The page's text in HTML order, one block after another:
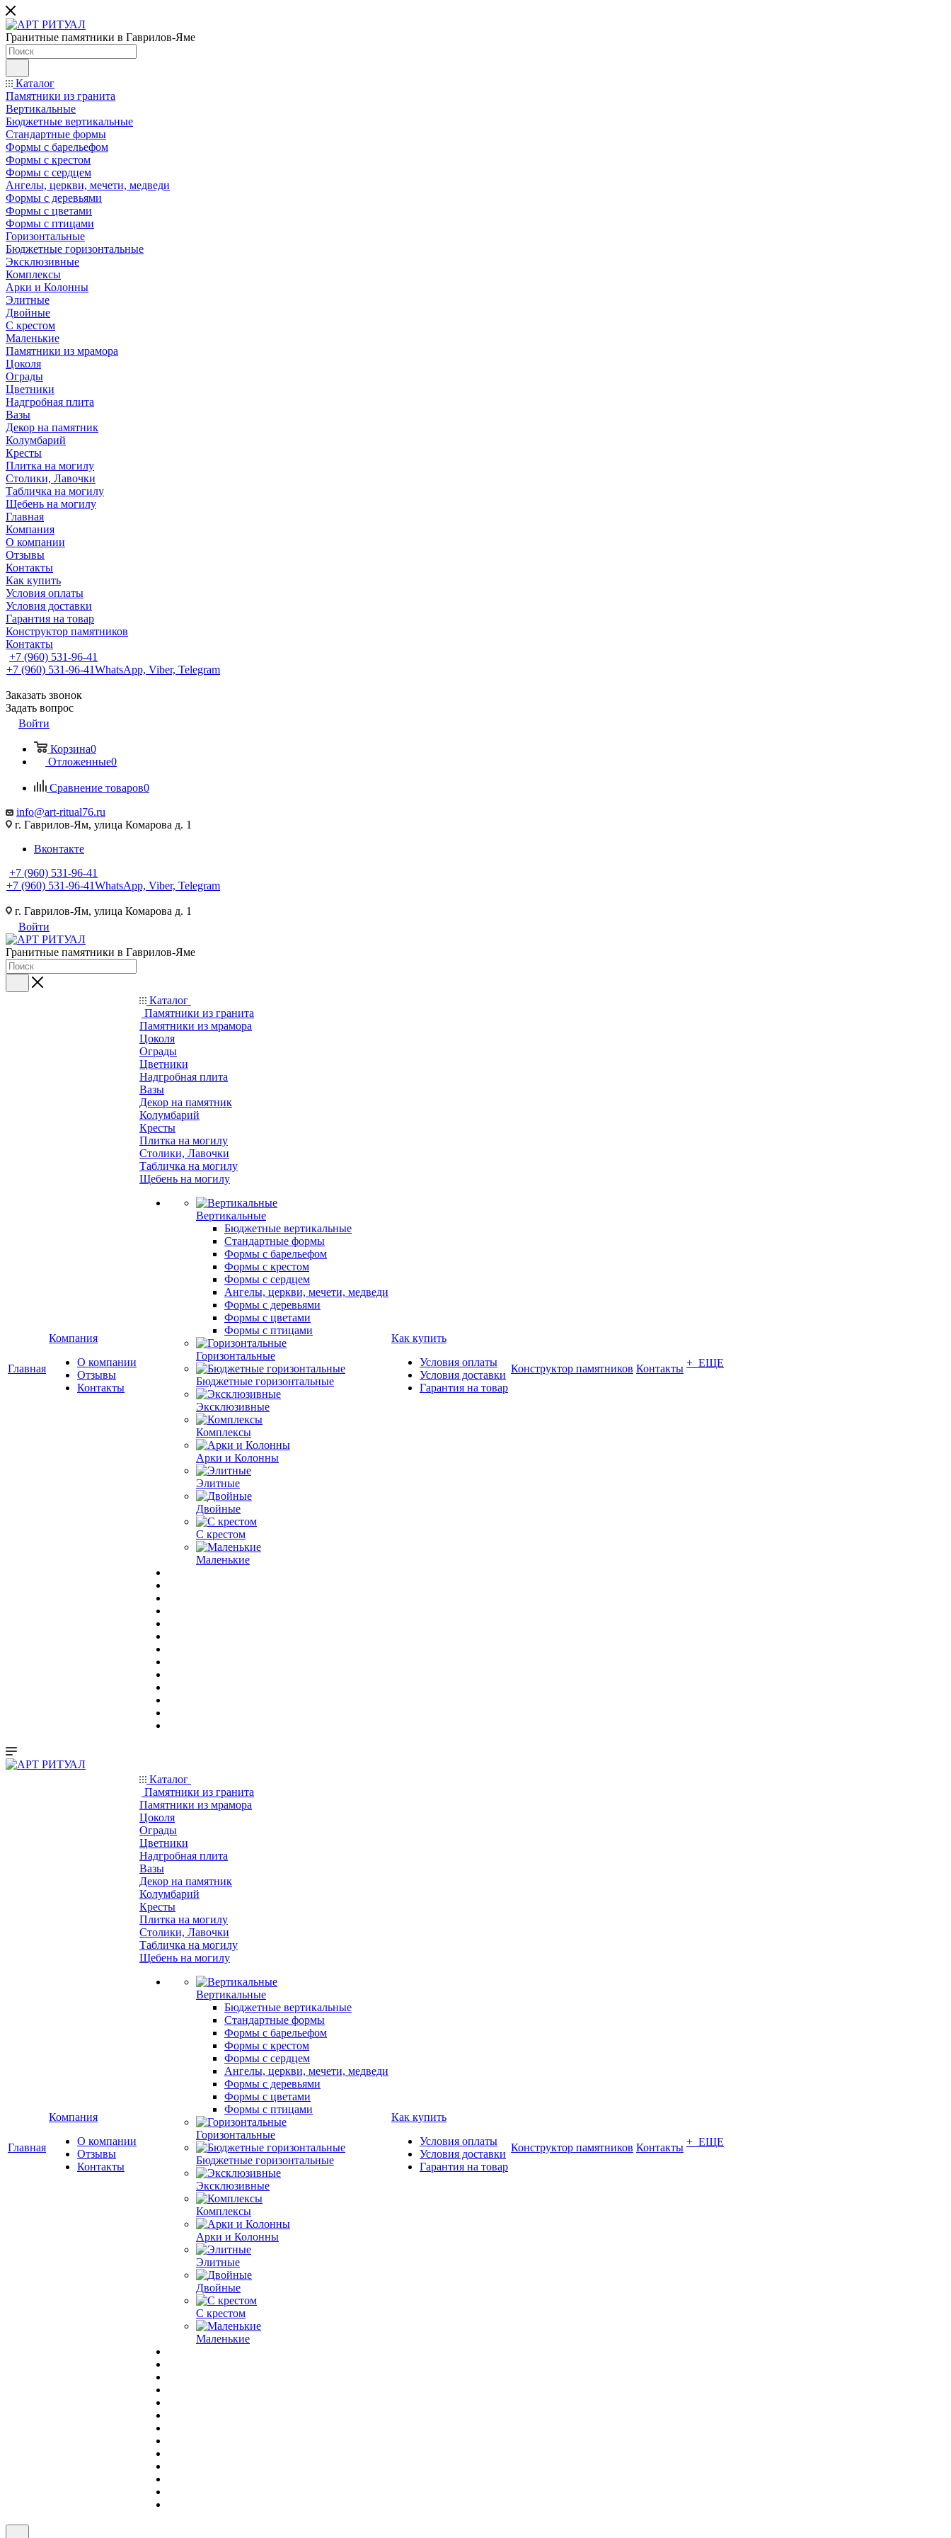
Гранитные памятники в Гаврилов-Яме
Каталог
Памятники из гранита
Вертикальные
Бюджетные вертикальные
Стандартные формы
Формы с барельефом
Формы с крестом
Формы с сердцем
Ангелы, церкви, мечети, медведи
Формы с деревьями
Формы с цветами
Формы с птицами
Горизонтальные
Бюджетные горизонтальные
Эксклюзивные
Комплексы
Арки и Колонны
Элитные
Двойные
С крестом
Маленькие
Памятники из мрамора
Цоколя
Ограды
Цветники
Надгробная плита
Вазы
Декор на памятник
Колумбарий
Кресты
Плитка на могилу
Столики, Лавочки
Табличка на могилу
Щебень на могилу
Главная
Компания
О компании
Отзывы
Контакты
Как купить
Условия оплаты
Условия доставки
Гарантия на товар
Конструктор памятников
Контакты
+7 (960) 531-96-41
+7 (960) 531-96-41WhatsApp, Viber, Telegram
Заказать звонок
Задать вопрос
Войти
Корзина0
Отложенные0
Сравнение товаров0
info@art-ritual76.ru
г. Гаврилов-Ям, улица Комарова д. 1
Вконтакте
+7 (960) 531-96-41
+7 (960) 531-96-41WhatsApp, Viber, Telegram
г. Гаврилов-Ям, улица Комарова д. 1
Войти
Гранитные памятники в Гаврилов-Яме
Главная
Компания
О компании
Отзывы
Контакты
Каталог
Памятники из гранита
Памятники из мрамора
Цоколя
Ограды
Цветники
Надгробная плита
Вазы
Декор на памятник
Колумбарий
Кресты
Плитка на могилу
Столики, Лавочки
Табличка на могилу
Щебень на могилу
Вертикальные
Бюджетные вертикальные
Стандартные формы
Формы с барельефом
Формы с крестом
Формы с сердцем
Ангелы, церкви, мечети, медведи
Формы с деревьями
Формы с цветами
Формы с птицами
Горизонтальные
Бюджетные горизонтальные
Эксклюзивные
Комплексы
Арки и Колонны
Элитные
Двойные
С крестом
Маленькие
Как купить
Условия оплаты
Условия доставки
Гарантия на товар
Конструктор памятников Контакты + ЕЩЕ
Главная
Компания
О компании
Отзывы
Контакты
Каталог
Памятники из гранита
Памятники из мрамора
Цоколя
Ограды
Цветники
Надгробная плита
Вазы
Декор на памятник
Колумбарий
Кресты
Плитка на могилу
Столики, Лавочки
Табличка на могилу
Щебень на могилу
Вертикальные
Бюджетные вертикальные
Стандартные формы
Формы с барельефом
Формы с крестом
Формы с сердцем
Ангелы, церкви, мечети, медведи
Формы с деревьями
Формы с цветами
Формы с птицами
Горизонтальные
Бюджетные горизонтальные
Эксклюзивные
Комплексы
Арки и Колонны
Элитные
Двойные
С крестом
Маленькие
Как купить
Условия оплаты
Условия доставки
Гарантия на товар
Конструктор памятников Контакты + ЕЩЕ